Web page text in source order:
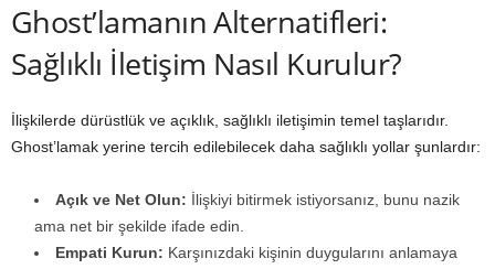
Ghost’lamanın Alternatifleri:
Sağlıklı İletişim Nasıl Kurulur?
İlişkilerde dürüstlük ve açıklık, sağlıklı iletişimin temel taşlarıdır.
Ghost’lamak yerine tercih edilebilecek daha sağlıklı yollar şunlardır:
Açık ve Net Olun: İlişkiyi bitirmek istiyorsanız, bunu nazik
ama net bir şekilde ifade edin.
Empati Kurun: Karşınızdaki kişinin duygularını anlamaya